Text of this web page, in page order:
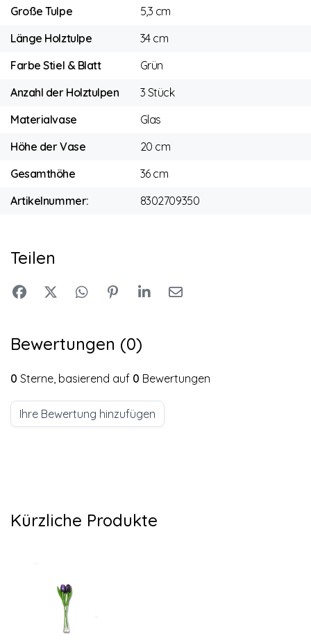
Große Tulpe
5,3 cm
Länge Holztulpe
34 cm
Farbe Stiel & Blatt
Grün
Anzahl der Holztulpen
3 Stück
Materialvase
Glas
Höhe der Vase
20 cm
Gesamthöhe
36 cm
Artikelnummer:
8302709350
Teilen
Bewertungen (0)
0 Sterne, basierend auf 0 Bewertungen
Ihre Bewertung hinzufügen
Kürzliche Produkte